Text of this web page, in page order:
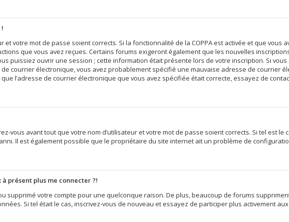
votre mot de passe soient corrects. Si la fonctionnalité de la COPPA est activée et que vous
que vous avez reçues. Certains forums exigeront également que les nouvelles
puissiez ouvrir une session ; cette information était présente lors de votre inscription. Si
courrier électronique, vous avez probablement spécifié une mauvaise adresse de courrier
l’adresse de courrier électronique que vous avez spécifiée était correcte, essayez de
vous avant tout que votre nom d’utilisateur et votre mot de passe soient corrects. Si tel est le
Il est également possible que le propriétaire du site internet ait un problème de
à présent plus me connecter ?!
supprimé votre compte pour une quelconque raison. De plus, beaucoup de forums
Si tel était le cas, inscrivez-vous de nouveau et essayez de participer plus activement